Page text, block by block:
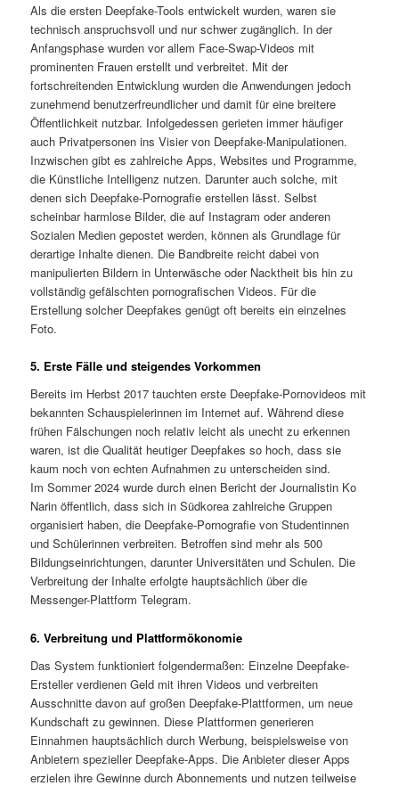
Als die ersten Deepfake-Tools entwickelt wurden, waren sie
technisch anspruchsvoll und nur schwer zugänglich. In der
Anfangsphase wurden vor allem Face-Swap-Videos mit
prominenten Frauen erstellt und verbreitet. Mit der
fortschreitenden Entwicklung wurden die Anwendungen jedoch
zunehmend benutzerfreundlicher und damit für eine breitere
Öffentlichkeit nutzbar. Infolgedessen gerieten immer häufiger
auch Privatpersonen ins Visier von Deepfake-Manipulationen.
Inzwischen gibt es zahlreiche Apps, Websites und Programme,
die Künstliche Intelligenz nutzen. Darunter auch solche, mit
denen sich Deepfake-Pornografie erstellen lässt. Selbst
scheinbar harmlose Bilder, die auf Instagram oder anderen
Sozialen Medien gepostet werden, können als Grundlage für
derartige Inhalte dienen. Die Bandbreite reicht dabei von
manipulierten Bildern in Unterwäsche oder Nacktheit bis hin zu
vollständig gefälschten pornografischen Videos. Für die
Erstellung solcher Deepfakes genügt oft bereits ein einzelnes
Foto.
5. Erste Fälle und steigendes Vorkommen
Bereits im Herbst 2017 tauchten erste Deepfake-Pornovideos mit
bekannten Schauspielerinnen im Internet auf. Während diese
frühen Fälschungen noch relativ leicht als unecht zu erkennen
waren, ist die Qualität heutiger Deepfakes so hoch, dass sie
kaum noch von echten Aufnahmen zu unterscheiden sind.
Im Sommer 2024 wurde durch einen Bericht der Journalistin Ko
Narin öffentlich, dass sich in Südkorea zahlreiche Gruppen
organisiert haben, die Deepfake-Pornografie von Studentinnen
und Schülerinnen verbreiten. Betroffen sind mehr als 500
Bildungseinrichtungen, darunter Universitäten und Schulen. Die
Verbreitung der Inhalte erfolgte hauptsächlich über die
Messenger-Plattform Telegram.
6. Verbreitung und Plattformökonomie
Das System funktioniert folgendermaßen: Einzelne Deepfake-
Ersteller verdienen Geld mit ihren Videos und verbreiten
Ausschnitte davon auf großen Deepfake-Plattformen, um neue
Kundschaft zu gewinnen. Diese Plattformen generieren
Einnahmen hauptsächlich durch Werbung, beispielsweise von
Anbietern spezieller Deepfake-Apps. Die Anbieter dieser Apps
erzielen ihre Gewinne durch Abonnements und nutzen teilweise